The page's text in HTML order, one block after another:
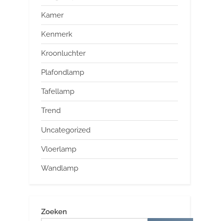
Kamer
Kenmerk
Kroonluchter
Plafondlamp
Tafellamp
Trend
Uncategorized
Vloerlamp
Wandlamp
Zoeken